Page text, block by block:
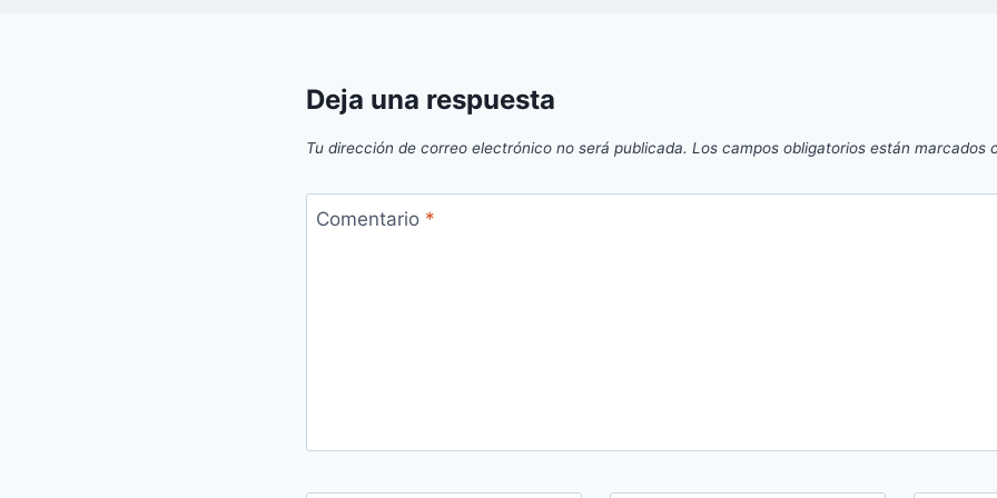
Deja una respuesta
Tu dirección de correo electrónico no será publicada. Los campos obligatorios están marcados
Comentario *